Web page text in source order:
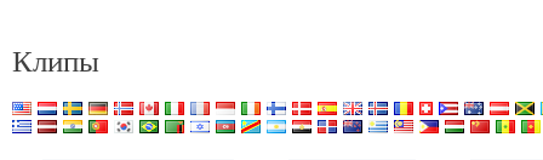
Клипы